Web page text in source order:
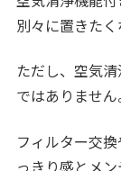
別々に置きたく
ただし、空気
ではありません
フィルター交
っきり感とメ